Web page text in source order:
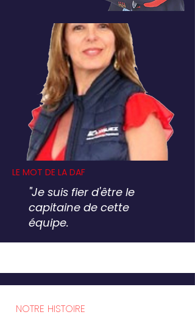
LE MOT DE LA DAF
"Je suis fier d'être le
capitaine de cette
équipe.
NOTRE HISTOIRE